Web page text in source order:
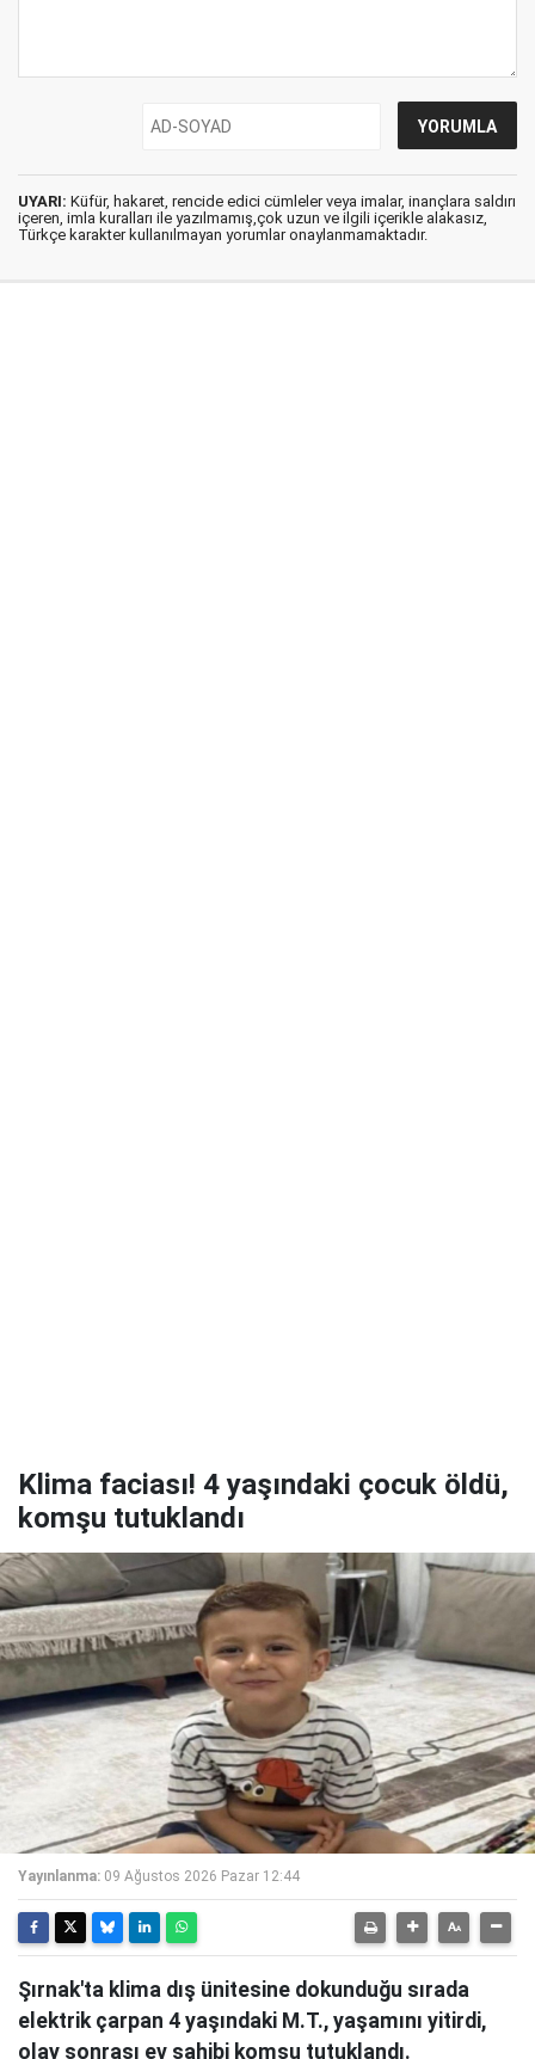
UYARI: Küfür, hakaret, rencide edici cümleler veya imalar, inançlara saldırı
içeren, imla kuralları ile yazılmamış,çok uzun ve ilgili içerikle alakasız,
Türkçe karakter kullanılmayan yorumlar onaylanmamaktadır.
Klima faciası! 4 yaşındaki çocuk öldü,
komşu tutuklandı
Yayınlanma: 09 Ağustos 2026 Pazar 12:44
Şırnak'ta klima dış ünitesine dokunduğu sırada
elektrik çarpan 4 yaşındaki M.T., yaşamını yitirdi,
olay sonrası ev sahibi komşu tutuklandı.